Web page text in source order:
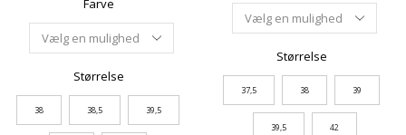
Farve
Størrelse
38 38,5 39,5
Størrelse
37,5 38 39
39,5 42